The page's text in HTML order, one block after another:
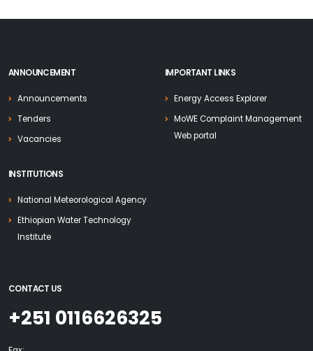
ANNOUNCEMENT
Announcements
Tenders
Vacancies
IMPORTANT LINKS
Energy Access Explorer
MoWE Complaint Management
Web portal
INSTITUTIONS
National Meteorological Agency
Ethiopian Water Technology
Institute
CONTACT US
+251 0116626325